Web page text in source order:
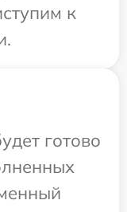
к
готово